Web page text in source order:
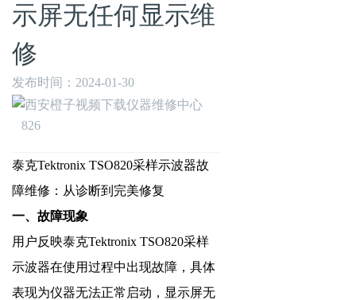
示屏无任何显示维
修
发布时间：2024-01-30
826
泰克Tektronix TSO820采样示波器故
障维修：从诊断到完美修复
一、故障现象
用户反映泰克Tektronix TSO820采样
示波器在使用过程中出现故障，具体
表现为仪器无法正常启动，显示屏无